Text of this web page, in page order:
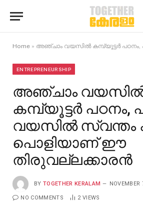
Home » അഞ്ചാം വയസിൽ കമ്പ്യൂട്ടർ പഠനം, പതിമൂന്നാം വയസിൽ സ്വന്തം
ENTREPRENEURSHIP
അഞ്ചാം
കമ്പ്യൂട്ടർ പഠനം,
വയസിൽ സ്വന്തം
പൊളിയാണ് ഈ
തിരുവല്ലക്കാരൻ
BY TOGETHER KERALAM NOVEMBER
NO COMMENTS 2 VIEWS